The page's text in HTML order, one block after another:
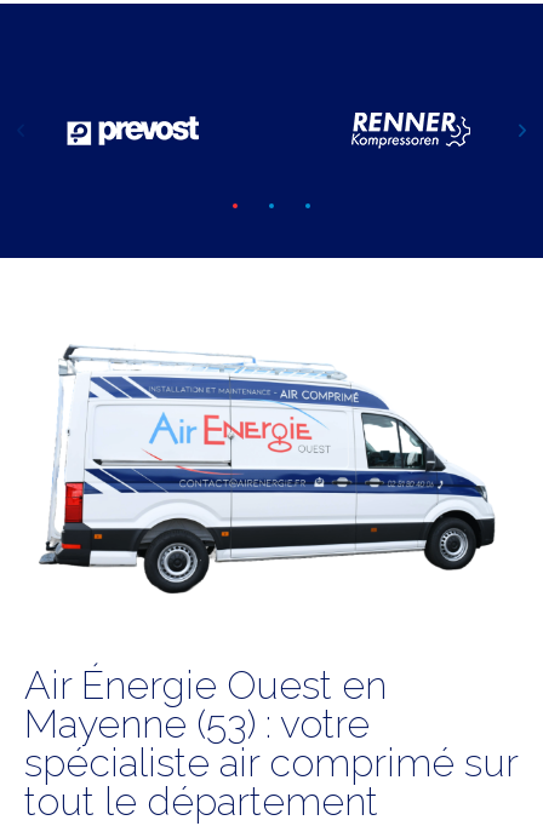
Air Énergie Ouest en
Mayenne (53) : votre
spécialiste air comprimé sur
tout le département